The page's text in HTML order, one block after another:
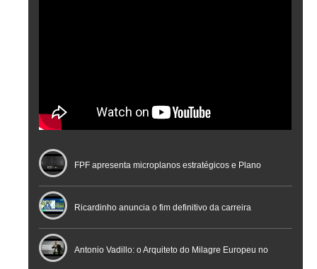
FPF apresenta microplanos estratégicos e Plano
Nacional de Arbitragem
Ricardinho anuncia o fim definitivo da carreira
profissional em conferência histórica na Cidade do
Antonio Vadillo: o Arquiteto do Milagre Europeu no